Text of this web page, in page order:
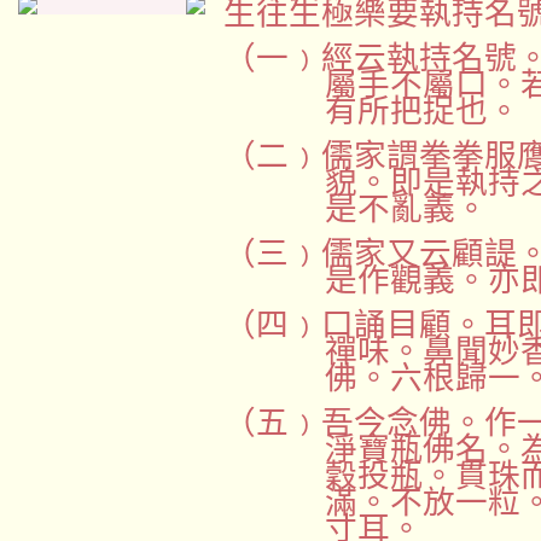
生往生極樂要執持名
（一﹚ 經云執持名號
屬手不屬口。
有所把捉也。
（二﹚ 儒家謂拳拳服
貌。即是執持
是不亂義。
（三﹚ 儒家又云顧諟
是作觀義。亦
（四﹚ 口誦目顧。耳
禪味。鼻聞妙
佛。六根歸一
（五﹚ 吾今念佛。作
淨寶瓶佛名。
穀投瓶。貫珠
滿。不放一粒
寸耳。